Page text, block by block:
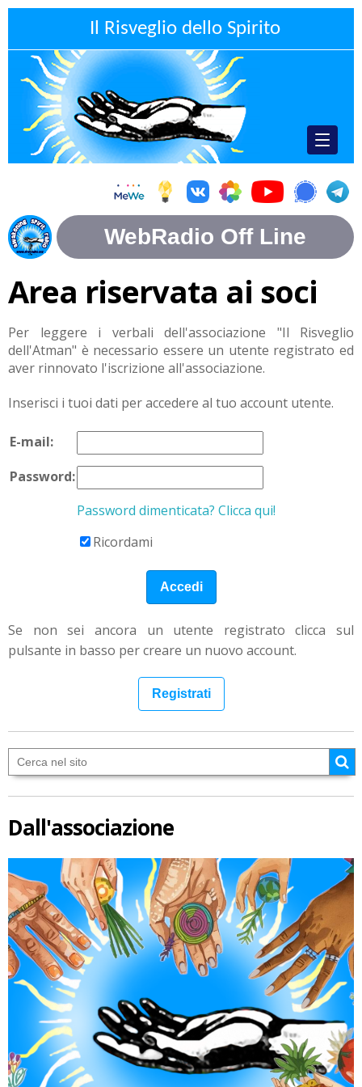
Il Risveglio dello Spirito
Area riservata ai soci
Per leggere i verbali dell'associazione "Il Risveglio
dell'Atman" è necessario essere un utente registrato ed
aver rinnovato l'iscrizione all'associazione.
Inserisci i tuoi dati per accedere al tuo account utente.
E-mail:
Password:
Password dimenticata? Clicca qui!
Ricordami
Se non sei ancora un utente registrato clicca sul
pulsante in basso per creare un nuovo account.
Registrati
Dall'associazione